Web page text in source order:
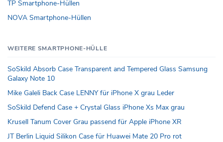
TP Smartphone-Hüllen
NOVA Smartphone-Hüllen
WEITERE SMARTPHONE-HÜLLE
SoSkild Absorb Case Transparent and Tempered Glass Samsung
Galaxy Note 10
Mike Galeli Back Case LENNY für iPhone X grau Leder
SoSkild Defend Case + Crystal Glass iPhone Xs Max grau
Krusell Tanum Cover Grau passend für Apple iPhone XR
JT Berlin Liquid Silikon Case für Huawei Mate 20 Pro rot